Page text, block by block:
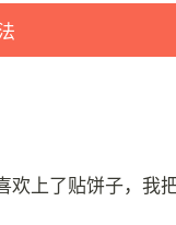
欢上了贴饼子，我